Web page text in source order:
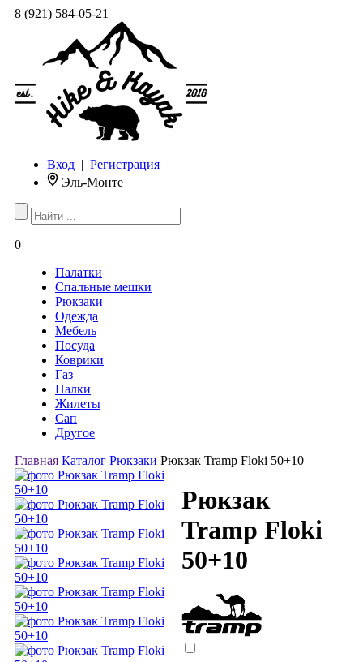
8 (921) 584-05-21
Вход | Регистрация
Эль-Монте
0
Палатки
Спальные мешки
Рюкзаки
Одежда
Мебель
Посуда
Коврики
Газ
Палки
Жилеты
Сап
Другое
Главная Каталог Рюкзаки Рюкзак Tramp Floki 50+10
Рюкзак
Tramp Floki
50+10